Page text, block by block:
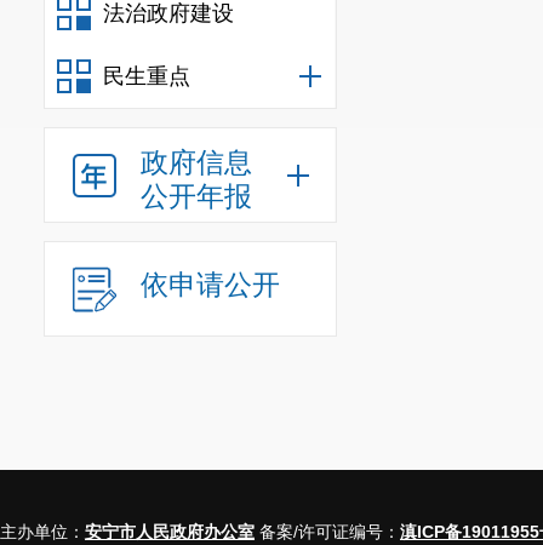
法治政府建设
民生重点
政府信息
公开年报
依申请公开
信息
主办单位： 安宁市人民政府办公室 备案/许可证编号： 滇ICP备